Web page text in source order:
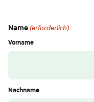
Name(erforderlich)
Vorname
Nachname